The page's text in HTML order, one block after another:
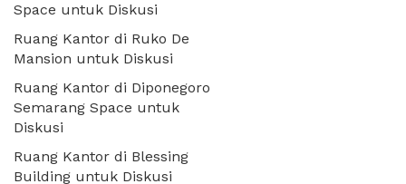
Space untuk Diskusi
Ruang Kantor di Ruko De
Mansion untuk Diskusi
Ruang Kantor di Diponegoro
Semarang Space untuk
Diskusi
Ruang Kantor di Blessing
Building untuk Diskusi